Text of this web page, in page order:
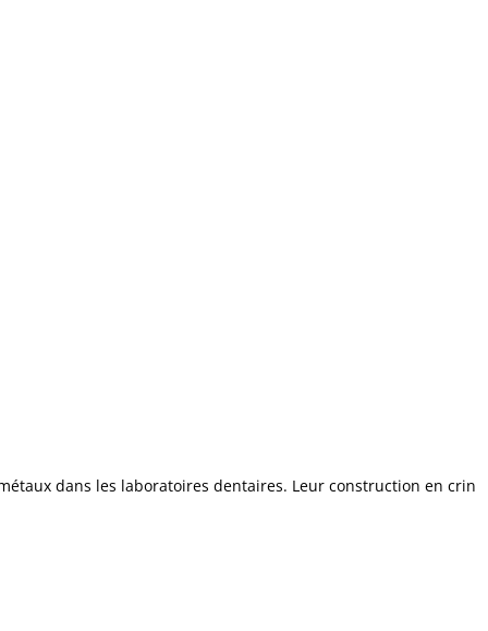
dans les laboratoires dentaires. Leur construction en crin